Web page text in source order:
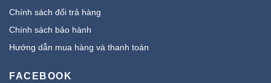
Chính sách đổi trả hàng
Chính sách bảo hành
Hướng dẫn mua hàng và thanh toán
FACEBOOK